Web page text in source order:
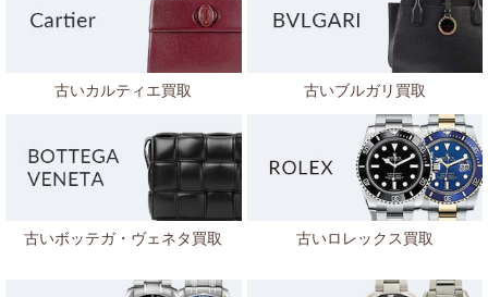
古いカルティエ買取 古いブルガリ買取
古いボッテガ・ヴェネタ買取 古いロレックス買取